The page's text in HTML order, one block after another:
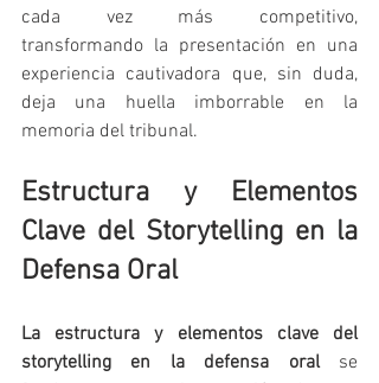
cada vez más competitivo,
transformando la presentación en una
experiencia cautivadora que, sin duda,
deja una huella imborrable en la
memoria del tribunal.
Estructura y Elementos
Clave del Storytelling en la
Defensa Oral
La estructura y elementos clave del
storytelling en la defensa oral se